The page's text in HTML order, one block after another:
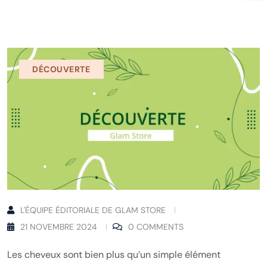
DÉCOUVERTE
L'ÉQUIPE ÉDITORIALE DE GLAM STORE
21 NOVEMBRE 2024
0 COMMENTS
Les cheveux sont bien plus qu’un simple élément